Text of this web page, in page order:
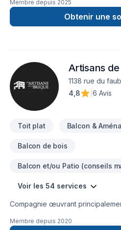
Membre depuis 2025
Obtenir une
Artisans
1138 rue du
4,8
6 Avis
Toit plat Balcon &
Balcon de bois
Balcon et/ou Patio (conseils
Voir les 54 services
Compagnie œuvrant
Membre depuis 2020